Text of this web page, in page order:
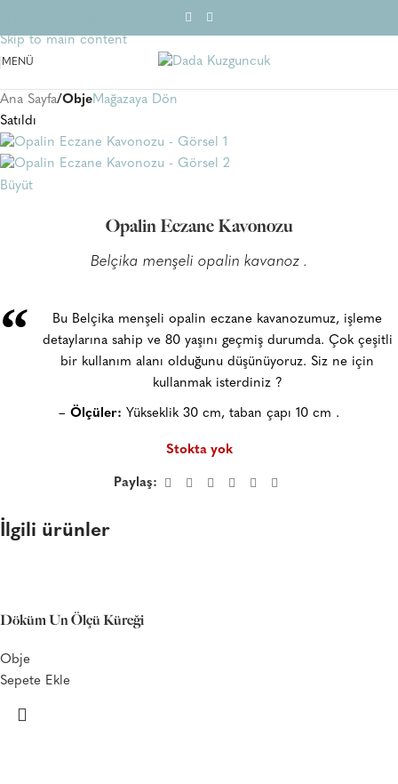
Skip to main content
MENÜ
Ana Sayfa ObjeMağazaya Dön
Satıldı
Büyüt
Opalin Eczane Kavonozu
Belçika menşeli opalin kavanoz .
“
Bu Belçika menşeli opalin eczane kavanozumuz, işleme
detaylarına sahip ve 80 yaşını geçmiş durumda. Çok çeşitli
bir kullanım alanı olduğunu düşünüyoruz. Siz ne için
kullanmak isterdiniz ?
– Ölçüler: Yükseklik 30 cm, taban çapı 10 cm .
Stokta yok
Paylaş:
İlgili ürünler
Döküm Un Ölçü Küreği
Obje
Sepete Ekle